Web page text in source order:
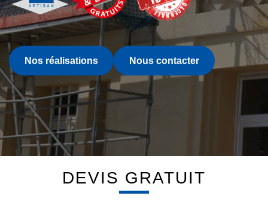
Nos réalisations Nous contacter
DEVIS GRATUIT